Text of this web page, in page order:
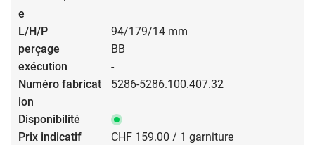
94/179/14 mm
BB
-
5286-5286.100.407.32
CHF 159.00 / 1 garniture